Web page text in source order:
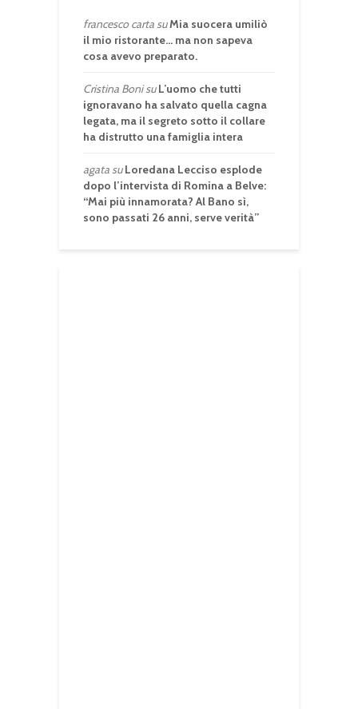
francesco cartasuMia suocera umiliò
il mio ristorante… ma non sapeva
cosa avevo preparato.
Cristina BonisuL’uomo che tutti
ignoravano ha salvato quella cagna
legata, ma il segreto sotto il collare
ha distrutto una famiglia intera
agatasuLoredana Lecciso esplode
dopo l’intervista di Romina a Belve:
“Mai più innamorata? Al Bano sì,
sono passati 26 anni, serve verità”